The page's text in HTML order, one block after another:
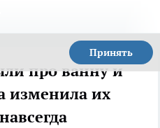
Принять
про ванну и
изменила их